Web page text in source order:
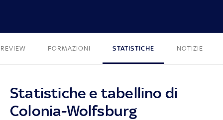
FORMAZIONI STATISTICHE NOTIZIE
Statistiche e tabellino di
Colonia-Wolfsburg